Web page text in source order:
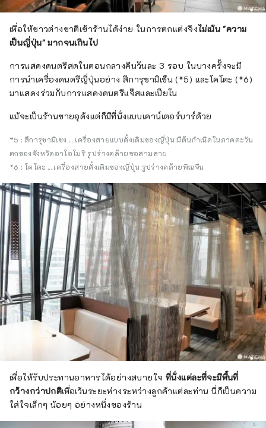
เพื่อให้ชาวต่างชาติเข้าร้านได้ง่าย ในการตกแต่งจึงไม่เน้น "ความ
เป็นญี่ปุ่น" มากจนเกินไป
การแสดงดนตรีสดในตอนกลางคืนวันละ 3 รอบ ในบางครั้งจะมี
การนำเครื่องดนตรีญี่ปุ่นอย่าง สึการุชามิเซ็น (*5) และโคโตะ (*6)
มาแสดงร่วมกับการแสดงดนตรีแจ๊สและเปียโน
แม้จะเป็นร้านขายอุด้งแต่ก็มีที่นั่งแบบเคาน์เตอร์บาร์ด้วย
*5 : สึการุชามิเซง ... เครื่องสายแบบดั้งเดิมของญี่ปุ่น มีต้นกำเนิดในภาคตะวัน
ตกของจังหวัดอาโอโมริ รูปร่างคล้ายซอสามสาย
*6 : โคโตะ ... เครื่องสายดั้งเดิมของญี่ปุ่น รูปร่างคล้ายพิณจีน
เพื่อให้รับประทานอาหารได้อย่างสบายใจที่นั่งแต่ละที่จะมีพื้นที่
กว้างกว่าปกติเพื่อเว้นระยะห่างระหว่างลูกค้าแต่ละท่าน นี่ก็เป็นความ
ใส่ใจเล็กๆ น้อยๆ อย่างหนึ่งของร้าน